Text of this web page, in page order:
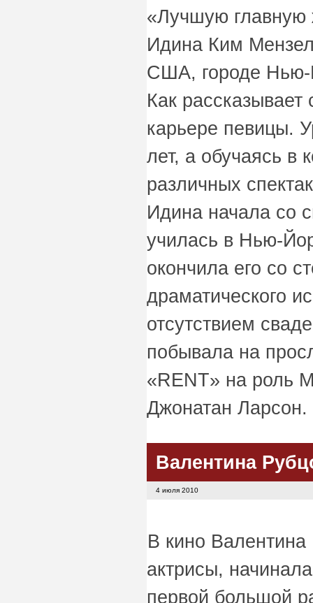
«Лучшую главную
Идина Ким
США, городе Нью-
Как
карьере певицы.
лет, а обучаясь в
различных
Идина начала со
училась в Нью-
окончила его со
драматического
отсутствием
побывала на
«RENT» на роль
Джонатан Ларсон.
Валентина
4 июля 2010
В кино
актрисы,
первой большой